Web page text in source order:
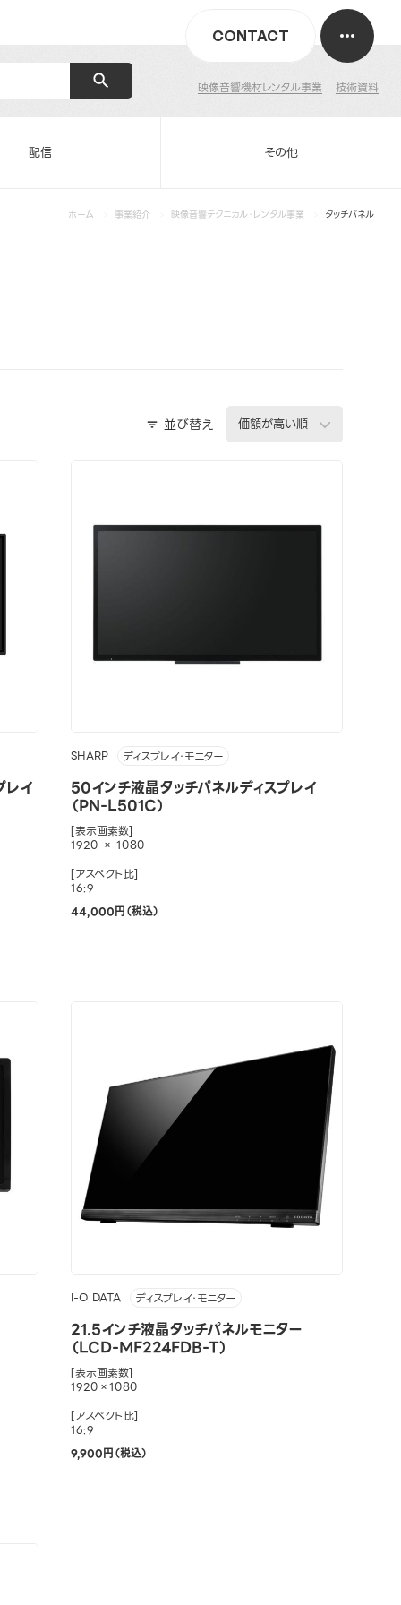
映像音響機材レンタル事業 技術資料
CONTACT
配信 その他
ホーム 事業紹介 映像音響テクニカル・レンタル事業 タッチパネル
並び替え
レイ
SHARP ディスプレイ・モニター
50インチ液晶タッチパネルディスプレイ
（PN-L501C）
[表示画素数]
1920 × 1080
[アスペクト比]
16:9
44,000円（税込）
I-O DATA ディスプレイ・モニター
21.5インチ液晶タッチパネルモニター
（LCD-MF224FDB-T）
[表示画素数]
1920×1080
[アスペクト比]
16:9
9,900円（税込）